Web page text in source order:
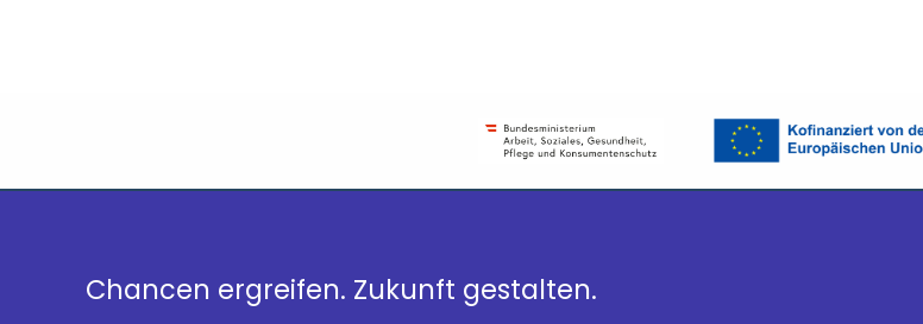
Chancen ergreifen. Zukunft gestalten.